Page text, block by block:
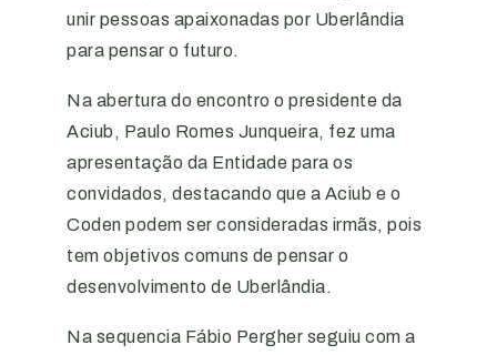
unir pessoas apaixonadas por Uberlândia
para pensar o futuro.
Na abertura do encontro o presidente da
Aciub, Paulo Romes Junqueira, fez uma
apresentação da Entidade para os
convidados, destacando que a Aciub e o
Coden podem ser consideradas irmãs, pois
tem objetivos comuns de pensar o
desenvolvimento de Uberlândia.
Na sequencia Fábio Pergher seguiu com a